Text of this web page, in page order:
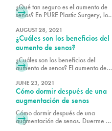
una consulta con Pure Plastic
Surgery Miami ahora!
¿Qué tan seguro es el aumento de
senos? En PURE Plastic Surgery, los
mamarios aprobados por la FDA,
que pasan por pruebas exhaustivas
para demostrar una razonable
que el aumento de senos sea
seguro. ¡Programa una consulta con
más!
AUGUST 28, 2021
¿Cuáles son los beneficios del
aumento de senos?
¿Cuáles son los beneficios del
aumento de senos? El aumento de
el contorno de los senos utilizando
implantes. ¡Programa una consulta
con PURE Plastic Surgery en Miami,
FL, hoy mismo!
JUNE 23, 2021
Cómo dormir después de una
augmentación de senos
Cómo dormir después de una
augmentación de senos. Duerme de